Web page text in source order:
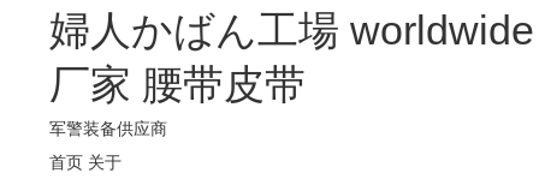
婦人かばん工場 worldwide
厂家 腰带皮带
军警装备供应商
首页 关于